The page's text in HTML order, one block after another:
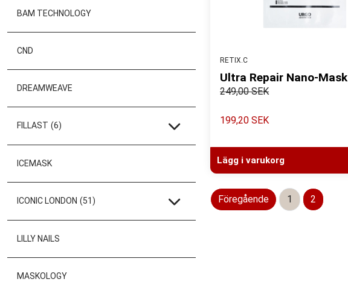
BAM TECHNOLOGY
CND
DREAMWEAVE
FILLAST (6)
ICEMASK
ICONIC LONDON (51)
LILLY NAILS
MASKOLOGY
RETIX.C
Ultra Repair Nano-Mask
249,00 SEK
199,20 SEK
Lägg i varukorg
Föregående 1 2